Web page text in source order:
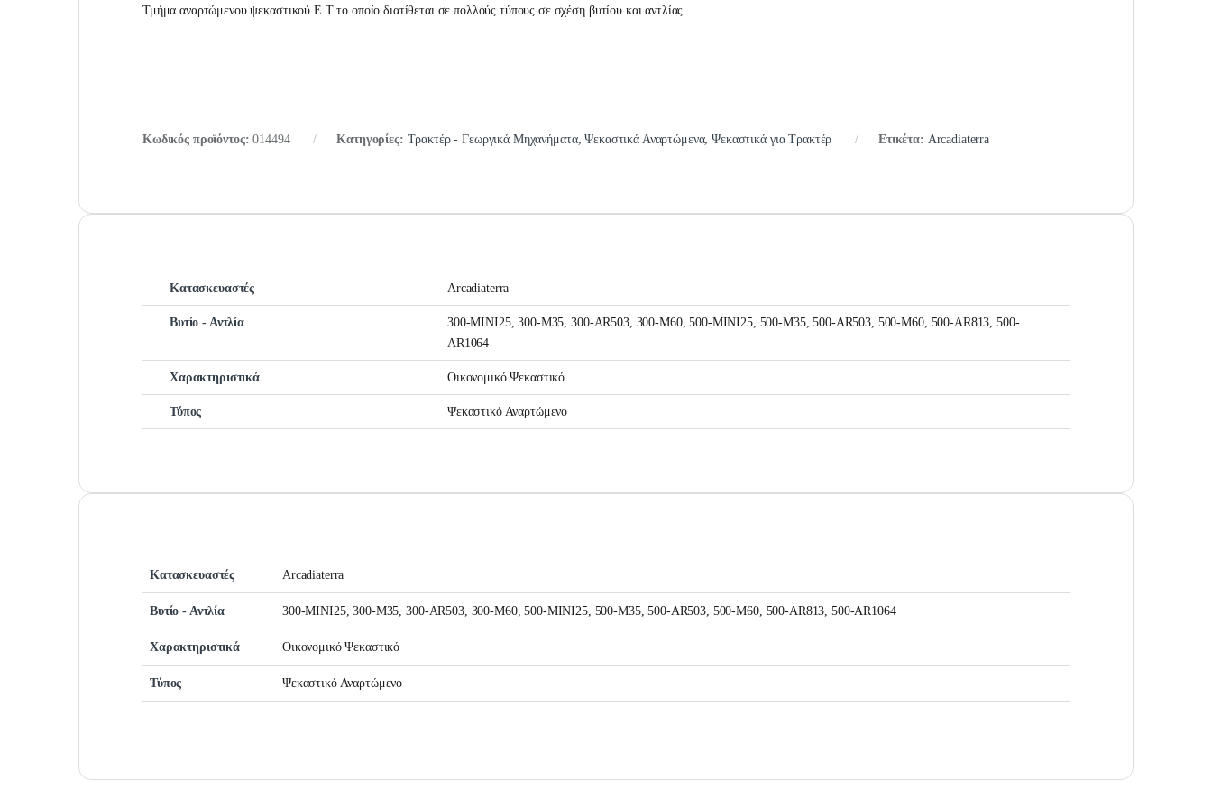
Τμήμα αναρτώμενου ψεκαστικού Ε.Τ το οποίο διατίθεται σε πολλούς τύπους σε σχέση βυτίου και αντλίας.
Κωδικός προϊόντος:014494 Κατηγορίες: Τρακτέρ - Γεωργικά Μηχανήματα,Ψεκαστικά Αναρτώμενα,Ψεκαστικά για Τρακτέρ Ετικέτα: Arcadiaterra
Κατασκευαστές Arcadiaterra
Βυτίο - Αντλία
300-ΜΙΝΙ25, 300-Μ35, 300-AR503, 300-M60, 500-MINI25, 500-M35, 500-AR503, 500-M60, 500-AR813, 500-
AR1064
Χαρακτηριστικά Οικονομικό Ψεκαστικό
Τύπος Ψεκαστικό Αναρτώμενο
Κατασκευαστές Arcadiaterra
Βυτίο - Αντλία 300-ΜΙΝΙ25, 300-Μ35, 300-AR503, 300-M60, 500-MINI25, 500-M35, 500-AR503, 500-M60, 500-AR813, 500-AR1064
Χαρακτηριστικά Οικονομικό Ψεκαστικό
Τύπος Ψεκαστικό Αναρτώμενο